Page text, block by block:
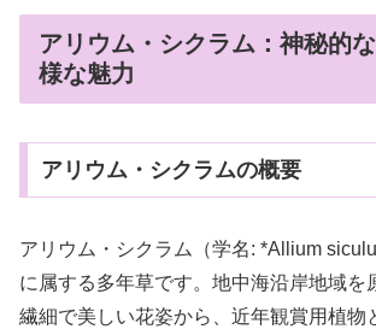
アリウム・シクラム：神秘的
様な魅力
アリウム・シクラムの概要
アリウム・シクラム（学名: *Allium
に属する多年草です。地中海沿岸地域を
繊細で美しい花姿から、近年観賞用植物